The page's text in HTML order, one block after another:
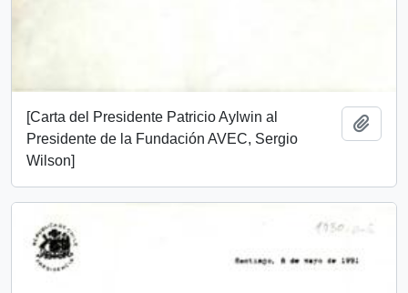
[Carta del Presidente Patricio Aylwin al
Presidente de la Fundación AVEC, Sergio
Wilson]